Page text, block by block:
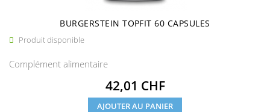
BURGERSTEIN TOPFIT 60 CAPSULES
 Produit disponible
Complément alimentaire
Prix
42,01 CHF
AJOUTER AU PANIER